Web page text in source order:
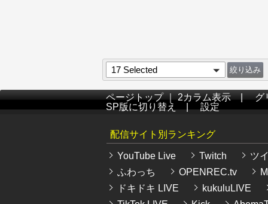
17 Selected
ページトップ｜2カラム表示|グ
SP版に切り替え
設定
配信サイト別ランキング
YouTube Live Twitch
ツ
ふわっち
OPENREC.tv
ドキドキ LIVE
kukuluLIVE